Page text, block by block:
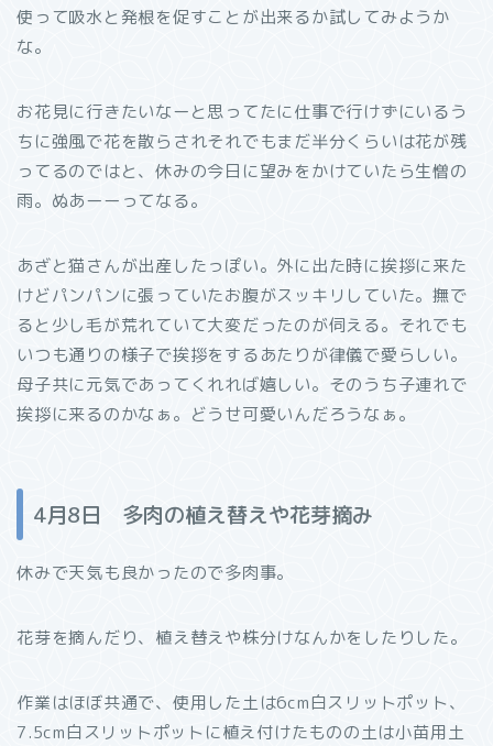
使って吸水と発根を促すことが出来るか試してみようか
な。
お花見に行きたいなーと思ってたに仕事で行けずにいるう
ちに強風で花を散らされそれでもまだ半分くらいは花が残
ってるのではと、休みの今日に望みをかけていたら生憎の
雨。ぬあーーってなる。
あざと猫さんが出産したっぽい。外に出た時に挨拶に来た
けどパンパンに張っていたお腹がスッキリしていた。撫で
ると少し毛が荒れていて大変だったのが伺える。それでも
いつも通りの様子で挨拶をするあたりが律儀で愛らしい。
母子共に元気であってくれれば嬉しい。そのうち子連れで
挨拶に来るのかなぁ。どうせ可愛いんだろうなぁ。
4月8日 多肉の植え替えや花芽摘み
休みで天気も良かったので多肉事。
花芽を摘んだり、植え替えや株分けなんかをしたりした。
作業はほぼ共通で、使用した土は6cm白スリットポット、
7.5cm白スリットポットに植え付けたものの土は小苗用土